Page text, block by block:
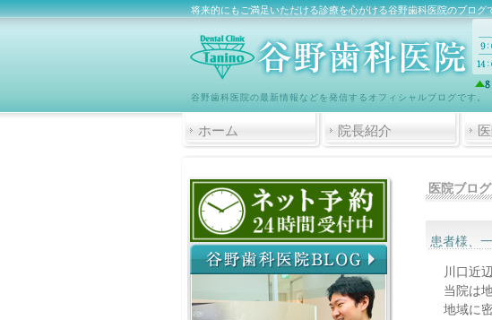
将来的にもご満足いただける診療を心がける谷野歯科医院のブログ
谷野歯科医院の最新情報などを発信するオフィシャルブログです。
ホーム 院長紹介
医院ブログ
患者様、
川口近
当院は
地域に